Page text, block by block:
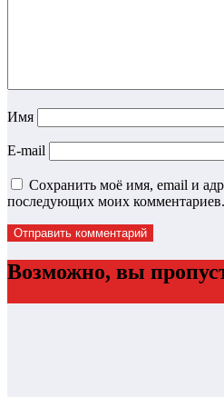
Имя
E-mail
Сохранить моё имя, email и
последующих моих комментариев.
Возможно, вы